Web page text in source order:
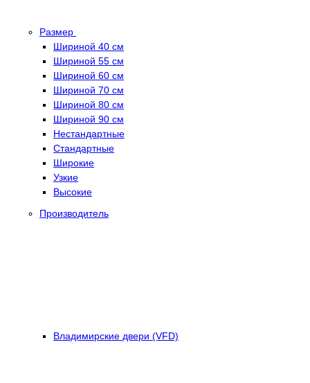
Размер
Шириной 40 см
Шириной 55 см
Шириной 60 см
Шириной 70 см
Шириной 80 см
Шириной 90 см
Нестандартные
Стандартные
Широкие
Узкие
Высокие
Производитель
Владимирские двери (VFD)